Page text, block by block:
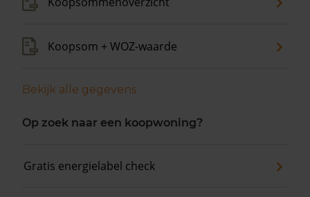
Koopsom + WOZ-waarde
Bekijk alle gegevens
Op zoek naar een koopwoning?
Gratis energielabel check